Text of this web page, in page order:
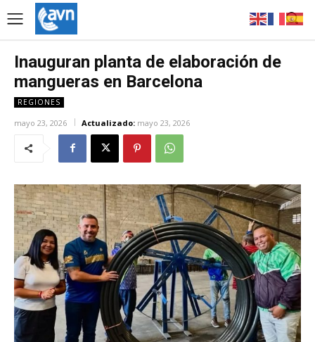
Inauguran planta de elaboración de
mangueras en Barcelona
REGIONES
mayo 23, 2026 Actualizado: mayo 23, 2026